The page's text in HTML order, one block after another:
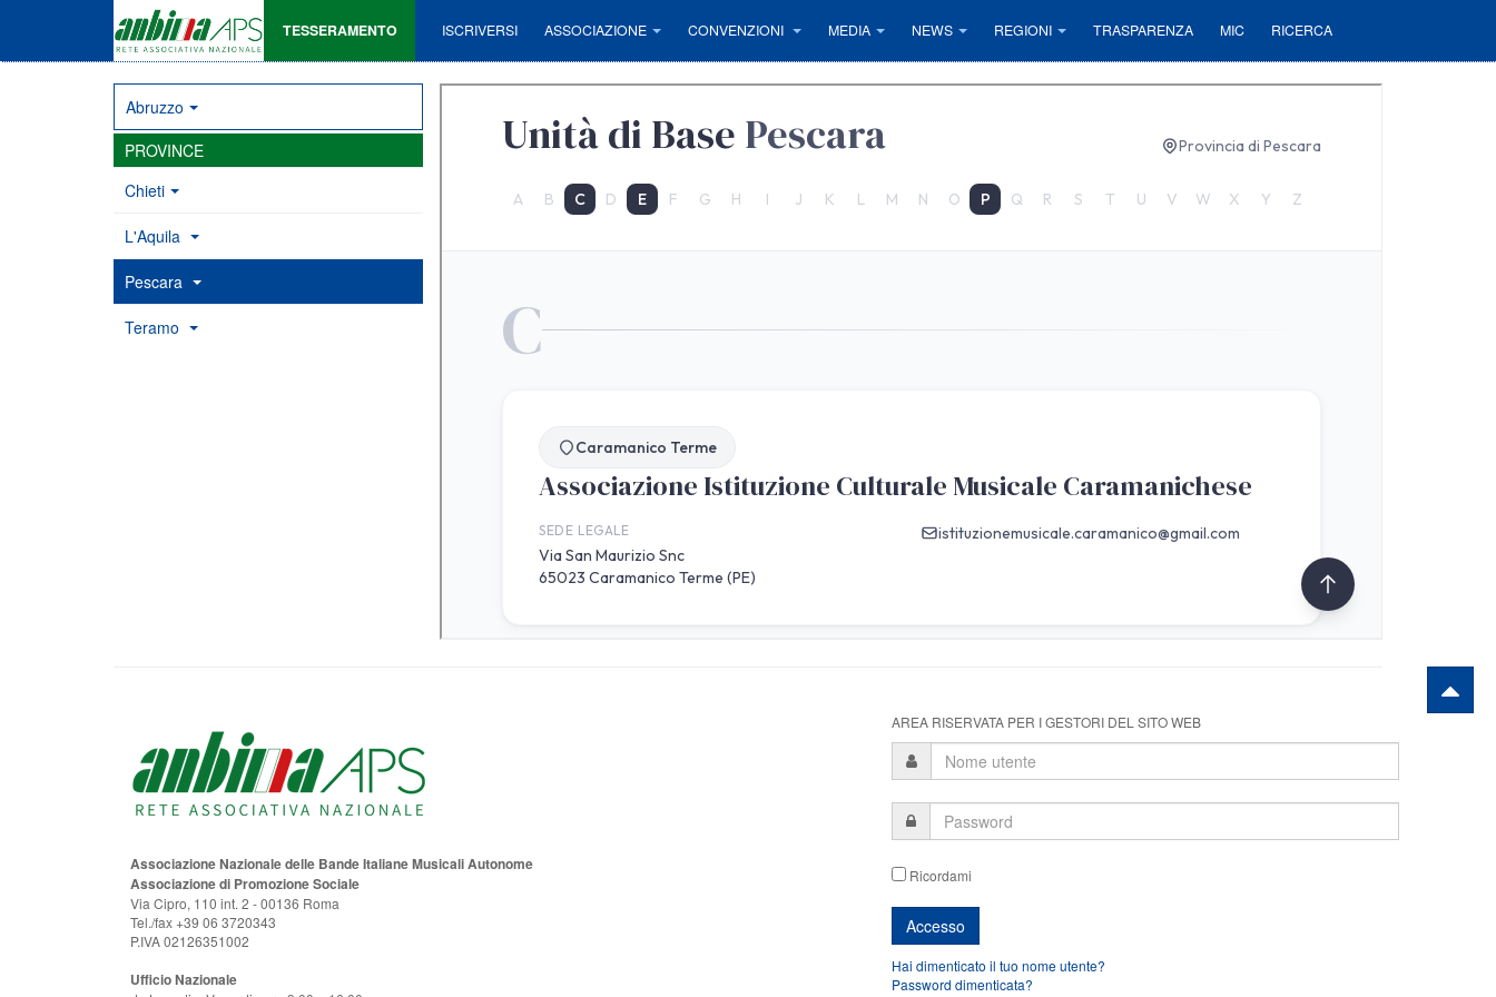
TESSERAMENTO ISCRIVERSI ASSOCIAZIONE CONVENZIONI MEDIA NEWS REGIONI TRASPARENZA MIC RICERCA
Abruzzo
PROVINCE
Chieti
L'Aquila
Pescara
Teramo
Associazione Nazionale delle Bande Italiane Musicali Autonome
Associazione di Promozione Sociale
Via Cipro, 110 int. 2 - 00136 Roma
Tel./fax +39 06 3720343
P.IVA 02126351002
Ufficio Nazionale
AREA RISERVATA PER I GESTORI DEL SITO WEB
Ricordami
Hai dimenticato il tuo nome utente?
Password dimenticata?